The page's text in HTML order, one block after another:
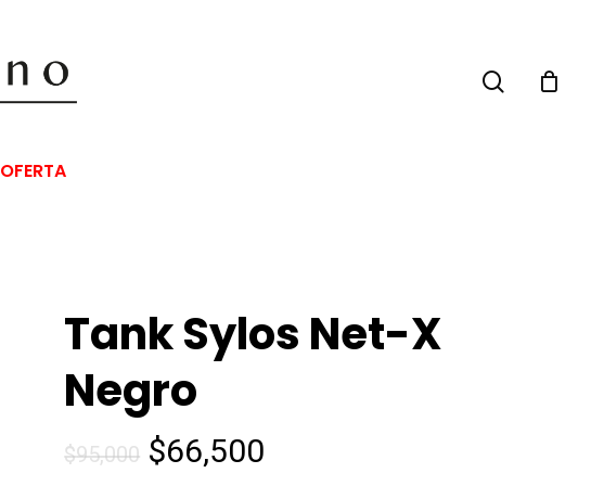
OFERTA
Tank Sylos Net-X
Negro
$95,000 $66,500